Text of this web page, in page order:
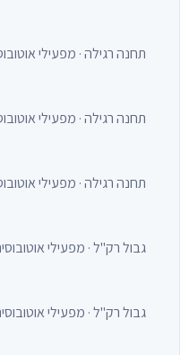
תחנה רגילה · מפעילי אוטובוסים
תחנה רגילה · מפעילי אוטובוסים
תחנה רגילה · מפעילי אוטובוסים
גבול רק"ל · מפעילי אוטובוסים
גבול רק"ל · מפעילי אוטובוסים